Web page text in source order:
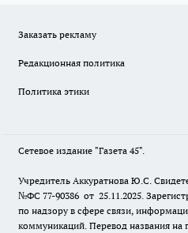
Заказать рекламу
Редакционная политика
Политика этики
Сетевое издание "Газета 45".
Учредитель Аккуратнова Ю.С.
№ФС 77-90386 от 25.11.2025.
по надзору в сфере связи,
коммуникаций. Перевод названия на